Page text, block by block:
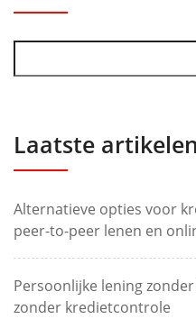
Laatste artikelen
Alternatieve opties voor
peer-to-peer lenen en
Persoonlijke lening
zonder kredietcontrole